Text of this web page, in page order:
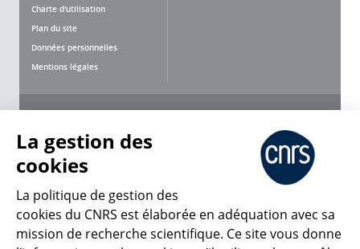
Charte d'utilisation
Plan du site
Données personnelles
Mentions légales
CNRS Le Mag
La gestion des
cookies
La politique de gestion des
cookies du CNRS est élaborée en adéquation avec sa
mission de recherche scientifique. Ce site vous donne